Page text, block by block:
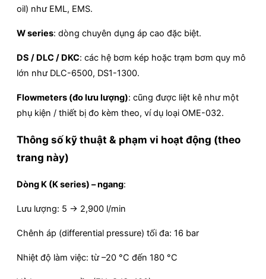
oil) như EML, EMS.
W series: dòng chuyên dụng áp cao đặc biệt.
DS / DLC / DKC: các hệ bơm kép hoặc trạm bơm quy mô
lớn như DLC-6500, DS1-1300.
Flowmeters (đo lưu lượng): cũng được liệt kê như một
phụ kiện / thiết bị đo kèm theo, ví dụ loại OME-032.
Thông số kỹ thuật & phạm vi hoạt động (theo
trang này)
Dòng K (K series) – ngang:
Lưu lượng: 5 → 2,900 l/min
Chênh áp (differential pressure) tối đa: 16 bar
Nhiệt độ làm việc: từ –20 °C đến 180 °C